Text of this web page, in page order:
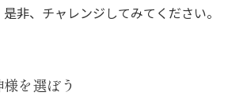
非、チャレンジしてみてください。
を選ぼう